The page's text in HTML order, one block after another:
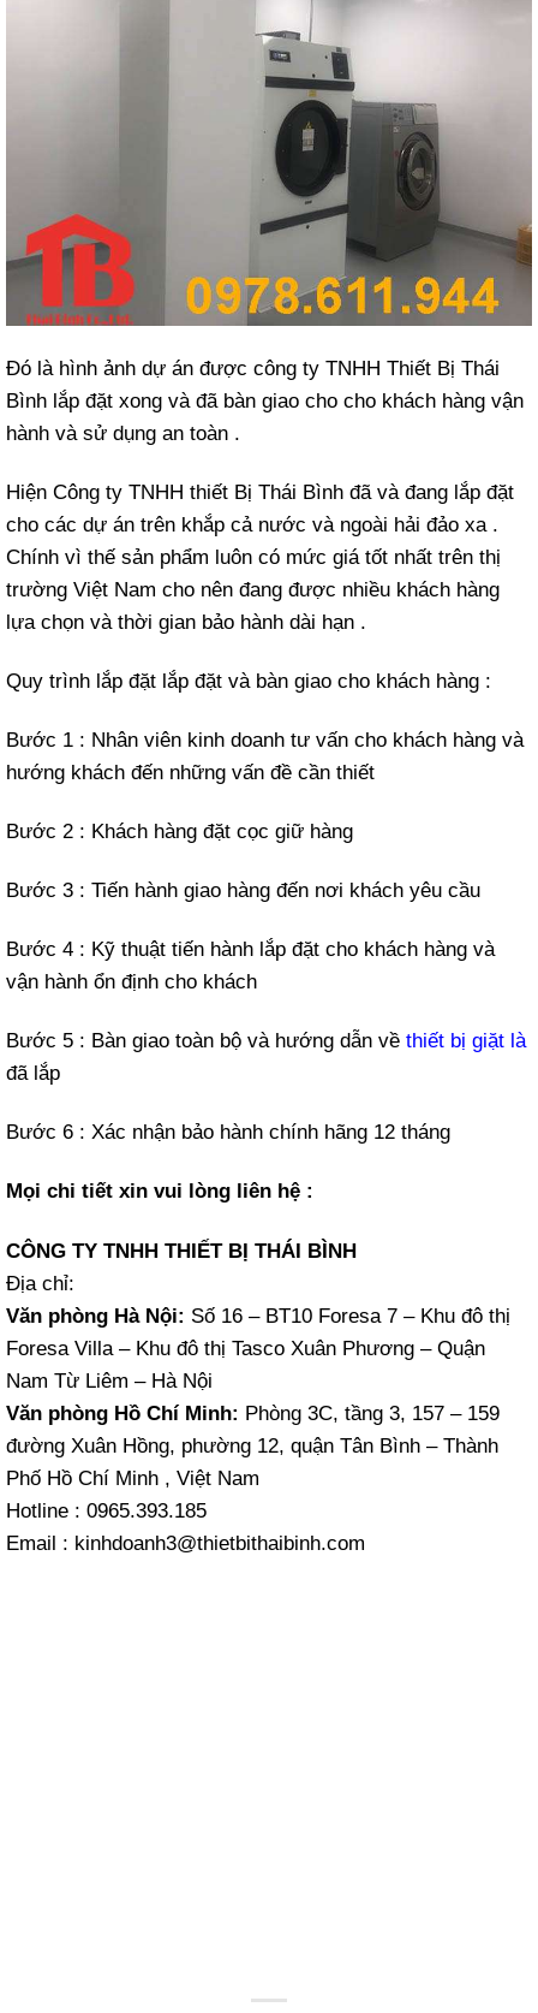
Đó là hình ảnh dự án được công ty TNHH Thiết Bị Thái
Bình lắp đặt xong và đã bàn giao cho cho khách hàng vận
hành và sử dụng an toàn .
Hiện Công ty TNHH thiết Bị Thái Bình đã và đang lắp đặt
cho các dự án trên khắp cả nước và ngoài hải đảo xa .
Chính vì thế sản phẩm luôn có mức giá tốt nhất trên thị
trường Việt Nam cho nên đang được nhiều khách hàng
lựa chọn và thời gian bảo hành dài hạn .
Quy trình lắp đặt lắp đặt và bàn giao cho khách hàng :
Bước 1 : Nhân viên kinh doanh tư vấn cho khách hàng và
hướng khách đến những vấn đề cần thiết
Bước 2 : Khách hàng đặt cọc giữ hàng
Bước 3 : Tiến hành giao hàng đến nơi khách yêu cầu
Bước 4 : Kỹ thuật tiến hành lắp đặt cho khách hàng và
vận hành ổn định cho khách
Bước 5 : Bàn giao toàn bộ và hướng dẫn về thiết bị giặt là
đã lắp
Bước 6 : Xác nhận bảo hành chính hãng 12 tháng
Mọi chi tiết xin vui lòng liên hệ :
CÔNG TY TNHH THIẾT BỊ THÁI BÌNH
Địa chỉ:
Văn phòng Hà Nội: Số 16 – BT10 Foresa 7 – Khu đô thị
Foresa Villa – Khu đô thị Tasco Xuân Phương – Quận
Nam Từ Liêm – Hà Nội
Văn phòng Hồ Chí Minh: Phòng 3C, tầng 3, 157 – 159
đường Xuân Hồng, phường 12, quận Tân Bình – Thành
Phố Hồ Chí Minh , Việt Nam
Hotline : 0965.393.185
Email : kinhdoanh3@thietbithaibinh.com